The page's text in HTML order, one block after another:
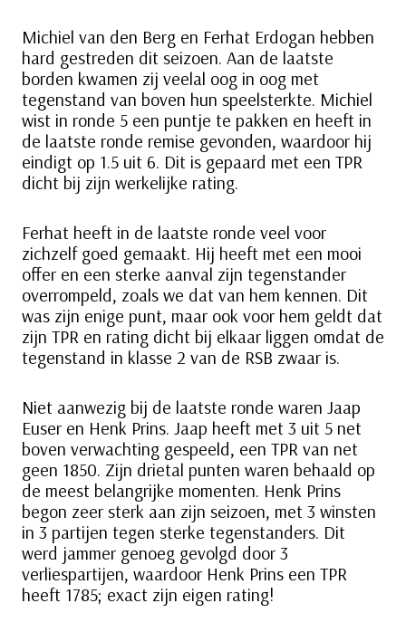
Michiel van den Berg en Ferhat Erdogan hebben
hard gestreden dit seizoen. Aan de laatste
borden kwamen zij veelal oog in oog met
tegenstand van boven hun speelsterkte. Michiel
wist in ronde 5 een puntje te pakken en heeft in
de laatste ronde remise gevonden, waardoor hij
eindigt op 1.5 uit 6. Dit is gepaard met een TPR
dicht bij zijn werkelijke rating.
Ferhat heeft in de laatste ronde veel voor
zichzelf goed gemaakt. Hij heeft met een mooi
offer en een sterke aanval zijn tegenstander
overrompeld, zoals we dat van hem kennen. Dit
was zijn enige punt, maar ook voor hem geldt dat
zijn TPR en rating dicht bij elkaar liggen omdat de
tegenstand in klasse 2 van de RSB zwaar is.
Niet aanwezig bij de laatste ronde waren Jaap
Euser en Henk Prins. Jaap heeft met 3 uit 5 net
boven verwachting gespeeld, een TPR van net
geen 1850. Zijn drietal punten waren behaald op
de meest belangrijke momenten. Henk Prins
begon zeer sterk aan zijn seizoen, met 3 winsten
in 3 partijen tegen sterke tegenstanders. Dit
werd jammer genoeg gevolgd door 3
verliespartijen, waardoor Henk Prins een TPR
heeft 1785; exact zijn eigen rating!